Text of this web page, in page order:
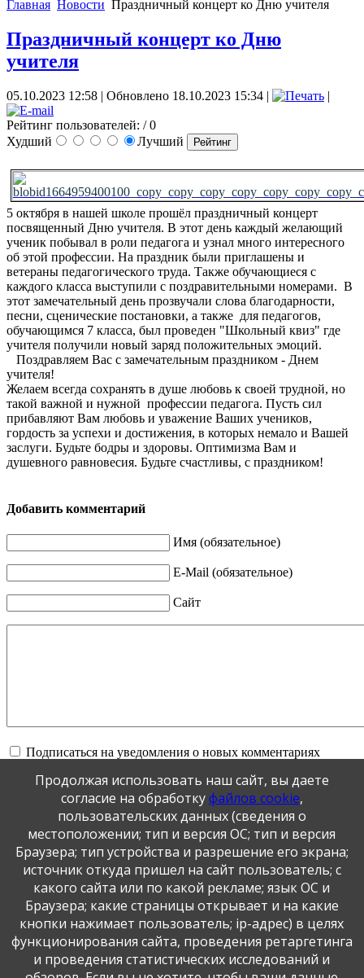
Главная Новости Праздничный концерт ко Дню учителя
Праздничный концерт ко Дню
учителя
05.10.2023 12:58 | Обновлено 18.10.2023 15:34 | |
Рейтинг пользователей: / 0
Худший
Лучший
5 октября в нашей школе прошёл праздничный концерт
посвященный Дню учителя. В этот день каждый желающий
ученик побывал в роли педагога и узнал много интересного
об этой профессии. На праздник были приглашены и
ветераны педагогического труда. Также обучающиеся с
каждого класса выступили с поздравительными номерами. В
этот замечательный день прозвучали слова благодарности,
песни, сценические постановки, а также для педагогов,
обучающимся 7 класса, был проведен "Школьный квиз" где
учителя получили новый заряд положительных эмоций.
Поздравляем Вас с замечательным праздником - Днем
учителя!
Желаем всегда сохранять в душе любовь к своей трудной, но
такой важной и нужной профессии педагога. Пусть сил
прибавляют Вам любовь и уважение Ваших учеников,
гордость за успехи и достижения, в которых немало и Вашей
заслуги. Будьте бодры и здоровы. Оптимизма Вам и
душевного равновесия. Будьте счастливы, с праздником!
Добавить комментарий
Имя (обязательное)
E-Mail (обязательное)
Сайт
Подписаться на уведомления о новых комментариях
Отправить
JComments
Публикация персональных данных, в том числе
фотографий, производится в соответствии с
Федеральным законом от 27.07.2006 г. № 152-ФЗ " О
персональных данных", с согласия субъекта персональных
данных".
Продолжая использовать наш сайт, вы даете
согласие на обработкуфайлов cookie,
пользовательских данных (сведения о
местоположении; тип и версия ОС; тип и версия
Браузера; тип устройства и разрешение его экрана;
источник откуда пришел на сайт пользователь; с
какого сайта или по какой рекламе; язык ОС и
Браузера; какие страницы открывает и на какие
кнопки нажимает пользователь; ip-адрес) в целях
функционирования сайта, проведения ретаргетинга
и проведения статистических исследований и